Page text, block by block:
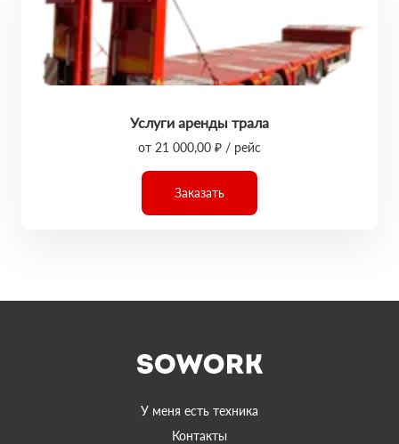
Услуги аренды трала
от 21 000,00 ₽ / рейс
Заказать
У меня есть техника
Контакты